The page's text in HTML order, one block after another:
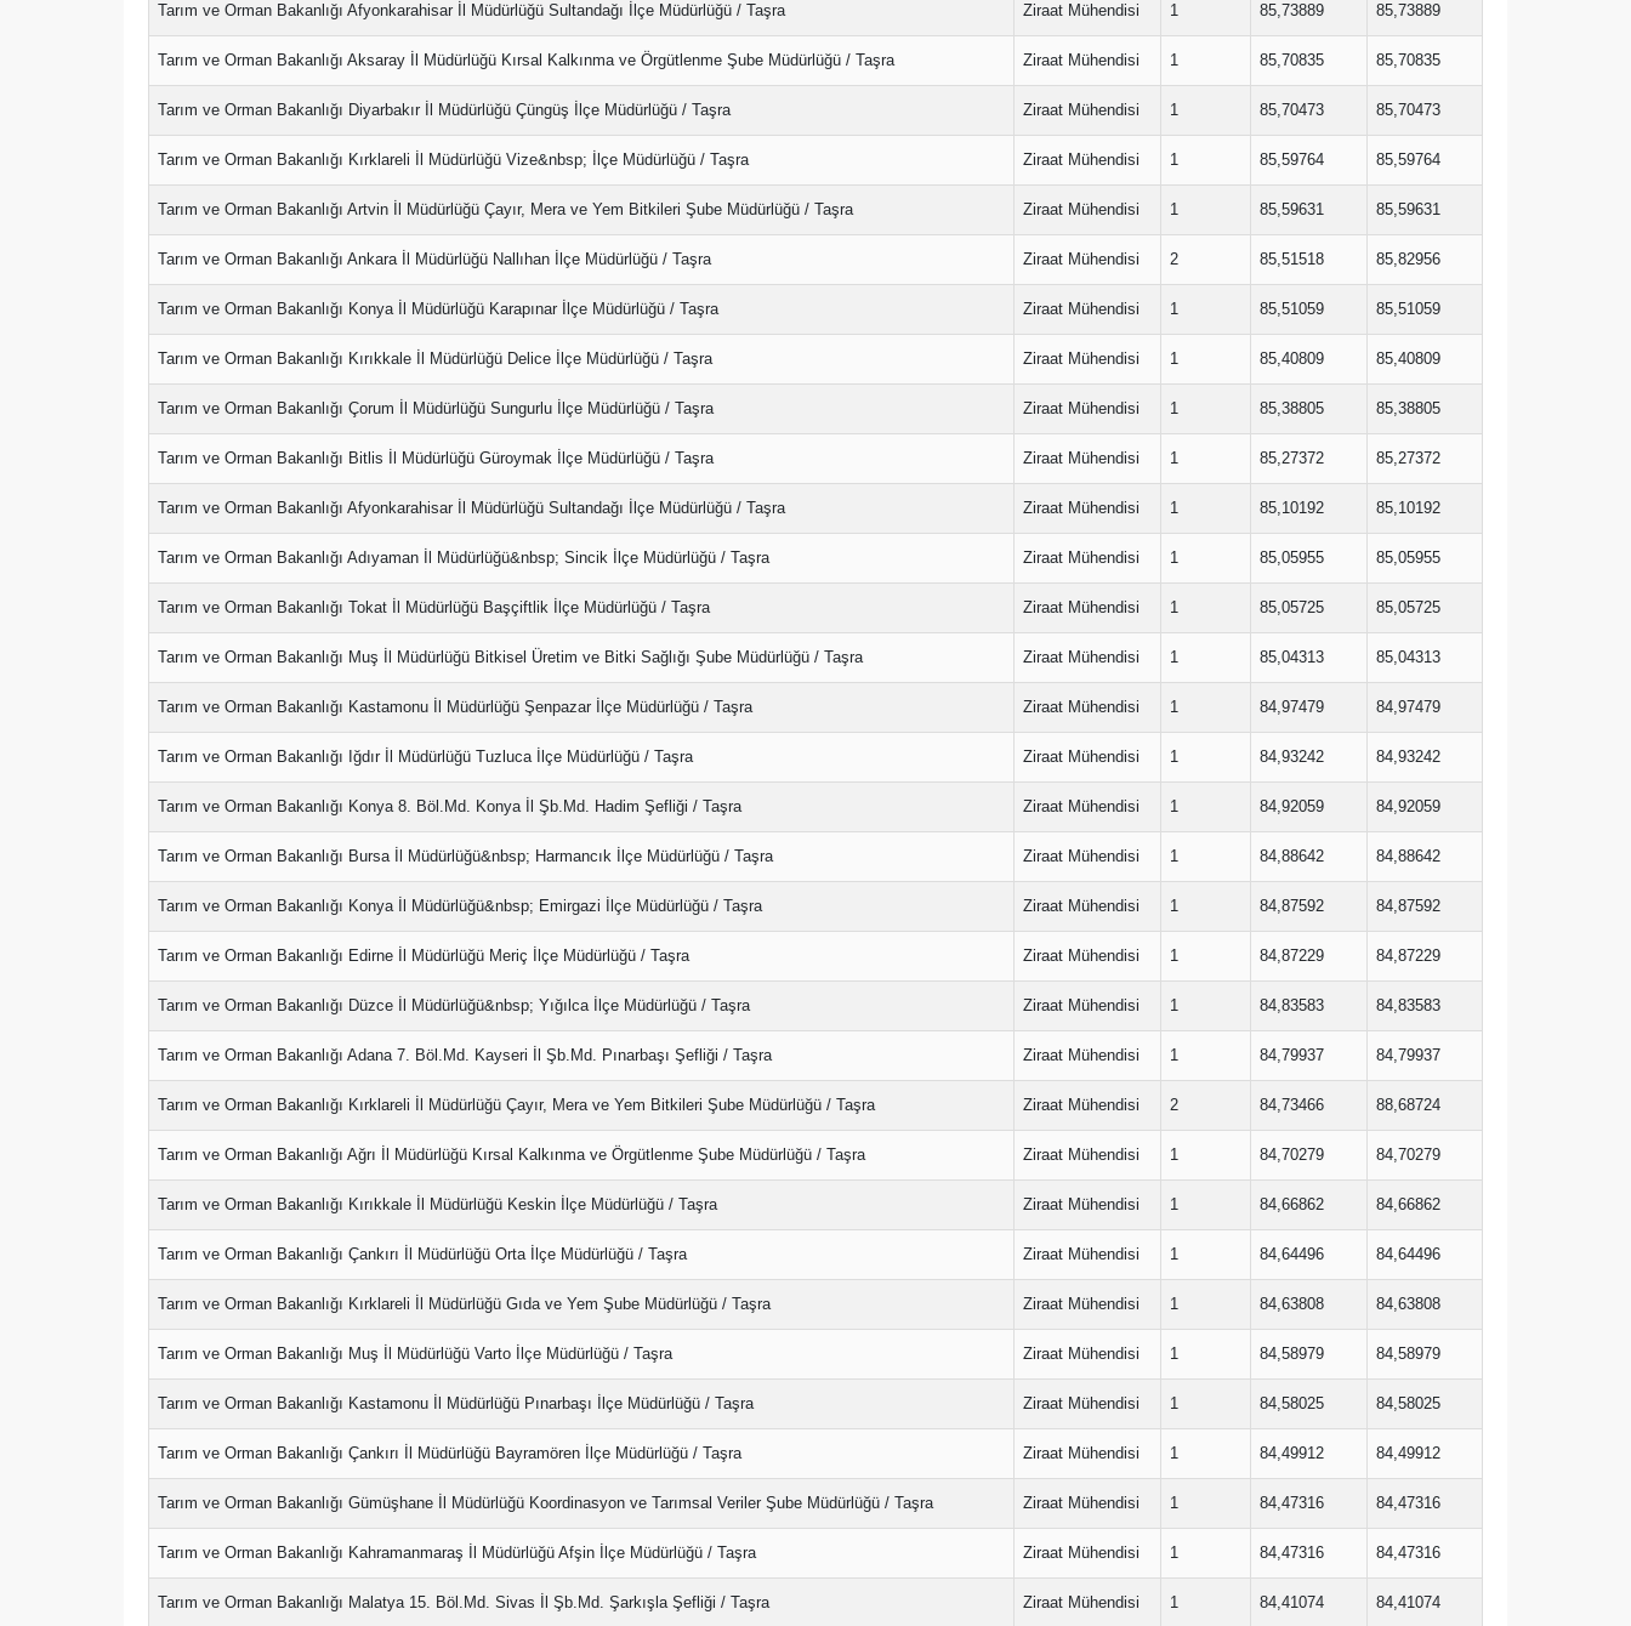
Tarım ve Orman Bakanlığı Afyonkarahisar İl Müdürlüğü Sultandağı İlçe Müdürlüğü / Taşra Ziraat Mühendisi 1 85,73889 85,73889
Tarım ve Orman Bakanlığı Aksaray İl Müdürlüğü Kırsal Kalkınma ve Örgütlenme Şube Müdürlüğü / Taşra Ziraat Mühendisi 1 85,70835 85,70835
Tarım ve Orman Bakanlığı Diyarbakır İl Müdürlüğü Çüngüş İlçe Müdürlüğü / Taşra Ziraat Mühendisi 1 85,70473 85,70473
Tarım ve Orman Bakanlığı Kırklareli İl Müdürlüğü Vize&nbsp; İlçe Müdürlüğü / Taşra Ziraat Mühendisi 1 85,59764 85,59764
Tarım ve Orman Bakanlığı Artvin İl Müdürlüğü Çayır, Mera ve Yem Bitkileri Şube Müdürlüğü / Taşra Ziraat Mühendisi 1 85,59631 85,59631
Tarım ve Orman Bakanlığı Ankara İl Müdürlüğü Nallıhan İlçe Müdürlüğü / Taşra Ziraat Mühendisi 2 85,51518 85,82956
Tarım ve Orman Bakanlığı Konya İl Müdürlüğü Karapınar İlçe Müdürlüğü / Taşra Ziraat Mühendisi 1 85,51059 85,51059
Tarım ve Orman Bakanlığı Kırıkkale İl Müdürlüğü Delice İlçe Müdürlüğü / Taşra Ziraat Mühendisi 1 85,40809 85,40809
Tarım ve Orman Bakanlığı Çorum İl Müdürlüğü Sungurlu İlçe Müdürlüğü / Taşra Ziraat Mühendisi 1 85,38805 85,38805
Tarım ve Orman Bakanlığı Bitlis İl Müdürlüğü Güroymak İlçe Müdürlüğü / Taşra Ziraat Mühendisi 1 85,27372 85,27372
Tarım ve Orman Bakanlığı Afyonkarahisar İl Müdürlüğü Sultandağı İlçe Müdürlüğü / Taşra Ziraat Mühendisi 1 85,10192 85,10192
Tarım ve Orman Bakanlığı Adıyaman İl Müdürlüğü&nbsp; Sincik İlçe Müdürlüğü / Taşra Ziraat Mühendisi 1 85,05955 85,05955
Tarım ve Orman Bakanlığı Tokat İl Müdürlüğü Başçiftlik İlçe Müdürlüğü / Taşra Ziraat Mühendisi 1 85,05725 85,05725
Tarım ve Orman Bakanlığı Muş İl Müdürlüğü Bitkisel Üretim ve Bitki Sağlığı Şube Müdürlüğü / Taşra Ziraat Mühendisi 1 85,04313 85,04313
Tarım ve Orman Bakanlığı Kastamonu İl Müdürlüğü Şenpazar İlçe Müdürlüğü / Taşra Ziraat Mühendisi 1 84,97479 84,97479
Tarım ve Orman Bakanlığı Iğdır İl Müdürlüğü Tuzluca İlçe Müdürlüğü / Taşra Ziraat Mühendisi 1 84,93242 84,93242
Tarım ve Orman Bakanlığı Konya 8. Böl.Md. Konya İl Şb.Md. Hadim Şefliği / Taşra Ziraat Mühendisi 1 84,92059 84,92059
Tarım ve Orman Bakanlığı Bursa İl Müdürlüğü&nbsp; Harmancık İlçe Müdürlüğü / Taşra Ziraat Mühendisi 1 84,88642 84,88642
Tarım ve Orman Bakanlığı Konya İl Müdürlüğü&nbsp; Emirgazi İlçe Müdürlüğü / Taşra Ziraat Mühendisi 1 84,87592 84,87592
Tarım ve Orman Bakanlığı Edirne İl Müdürlüğü Meriç İlçe Müdürlüğü / Taşra Ziraat Mühendisi 1 84,87229 84,87229
Tarım ve Orman Bakanlığı Düzce İl Müdürlüğü&nbsp; Yığılca İlçe Müdürlüğü / Taşra Ziraat Mühendisi 1 84,83583 84,83583
Tarım ve Orman Bakanlığı Adana 7. Böl.Md. Kayseri İl Şb.Md. Pınarbaşı Şefliği / Taşra Ziraat Mühendisi 1 84,79937 84,79937
Tarım ve Orman Bakanlığı Kırklareli İl Müdürlüğü Çayır, Mera ve Yem Bitkileri Şube Müdürlüğü / Taşra Ziraat Mühendisi 2 84,73466 88,68724
Tarım ve Orman Bakanlığı Ağrı İl Müdürlüğü Kırsal Kalkınma ve Örgütlenme Şube Müdürlüğü / Taşra Ziraat Mühendisi 1 84,70279 84,70279
Tarım ve Orman Bakanlığı Kırıkkale İl Müdürlüğü Keskin İlçe Müdürlüğü / Taşra Ziraat Mühendisi 1 84,66862 84,66862
Tarım ve Orman Bakanlığı Çankırı İl Müdürlüğü Orta İlçe Müdürlüğü / Taşra Ziraat Mühendisi 1 84,64496 84,64496
Tarım ve Orman Bakanlığı Kırklareli İl Müdürlüğü Gıda ve Yem Şube Müdürlüğü / Taşra Ziraat Mühendisi 1 84,63808 84,63808
Tarım ve Orman Bakanlığı Muş İl Müdürlüğü Varto İlçe Müdürlüğü / Taşra Ziraat Mühendisi 1 84,58979 84,58979
Tarım ve Orman Bakanlığı Kastamonu İl Müdürlüğü Pınarbaşı İlçe Müdürlüğü / Taşra Ziraat Mühendisi 1 84,58025 84,58025
Tarım ve Orman Bakanlığı Çankırı İl Müdürlüğü Bayramören İlçe Müdürlüğü / Taşra Ziraat Mühendisi 1 84,49912 84,49912
Tarım ve Orman Bakanlığı Gümüşhane İl Müdürlüğü Koordinasyon ve Tarımsal Veriler Şube Müdürlüğü / Taşra Ziraat Mühendisi 1 84,47316 84,47316
Tarım ve Orman Bakanlığı Kahramanmaraş İl Müdürlüğü Afşin İlçe Müdürlüğü / Taşra Ziraat Mühendisi 1 84,47316 84,47316
Tarım ve Orman Bakanlığı Malatya 15. Böl.Md. Sivas İl Şb.Md. Şarkışla Şefliği / Taşra Ziraat Mühendisi 1 84,41074 84,41074